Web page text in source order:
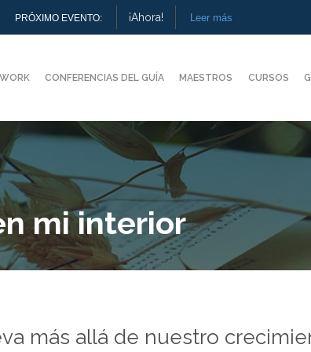
PRÓXIMO EVENTO: ¡Ahora! Leer más
CONFERENCIAS DEL GUÍA MAESTROS CURSOS
mi interior
más allá de nuestro